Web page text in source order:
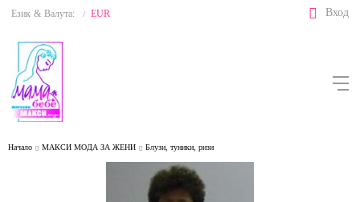
Език & Валута: / EUR Вход
Начало МАКСИ МОДА ЗА ЖЕНИ Блузи, туники, ризи